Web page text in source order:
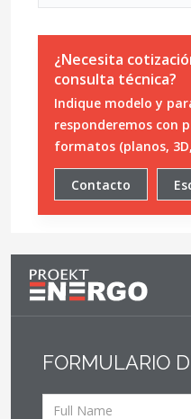
¿Necesita
consulta técnica?
Indique modelo y
responderemos con
formatos (planos,
Contacto
FORMULARIO